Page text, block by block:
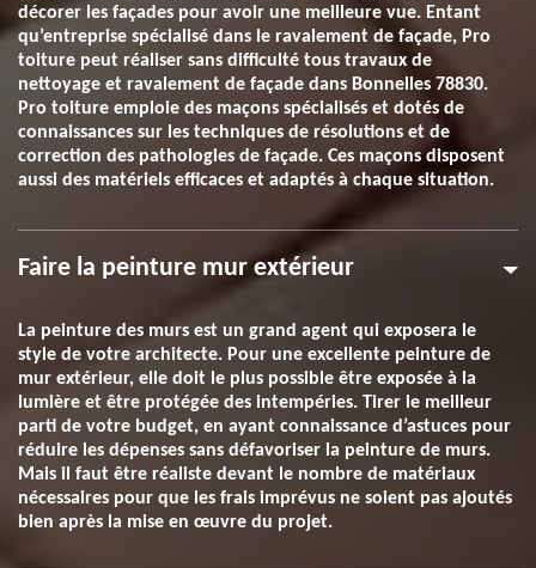
décorer les façades pour avoir une meilleure vue. Entant
qu’entreprise spécialisé dans le ravalement de façade, Pro
toiture peut réaliser sans difficulté tous travaux de
nettoyage et ravalement de façade dans Bonnelles 78830.
Pro toiture emploie des maçons spécialisés et dotés de
connaissances sur les techniques de résolutions et de
correction des pathologies de façade. Ces maçons disposent
aussi des matériels efficaces et adaptés à chaque situation.
Faire la peinture mur extérieur
La peinture des murs est un grand agent qui exposera le
style de votre architecte. Pour une excellente peinture de
mur extérieur, elle doit le plus possible être exposée à la
lumière et être protégée des intempéries. Tirer le meilleur
parti de votre budget, en ayant connaissance d’astuces pour
réduire les dépenses sans défavoriser la peinture de murs.
Mais il faut être réaliste devant le nombre de matériaux
nécessaires pour que les frais imprévus ne soient pas ajoutés
bien après la mise en œuvre du projet.